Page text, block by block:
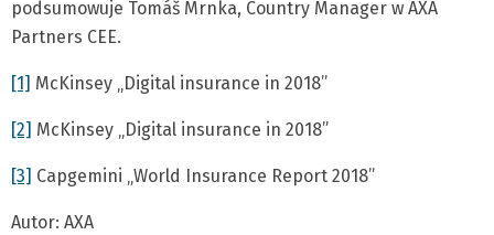
podsumowuje Tomáš Mrnka, Country Manager w AXA
Partners CEE.
[1] McKinsey „Digital insurance in 2018”
[2] McKinsey „Digital insurance in 2018”
[3] Capgemini „World Insurance Report 2018”
Autor: AXA